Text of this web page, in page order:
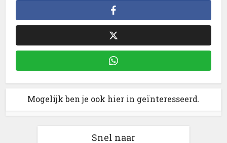
Mogelijk ben je ook hier in geïnteresseerd.
Snel naar